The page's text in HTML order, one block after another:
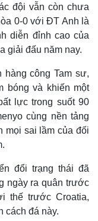
đội vẫn còn chưa
0-0 với ĐT Anh là
diễn đỉnh cao của
giải đấu năm nay.
hàng công Tam sư,
bóng và khiến một
lực trong suốt 90
cùng nền tảng
sai lầm của đối
đổi trạng thái đã
ngày ra quân trước
thế trước Croatia,